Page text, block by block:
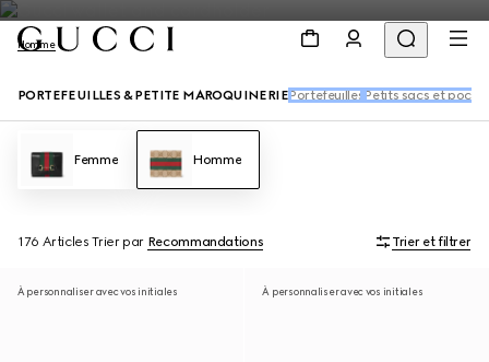
Homme
PORTEFEUILLES & PETITE MAROQUINERIE Portefeuilles Petits sacs et
Femme Homme
176 Articles Trier par Recommandations Trier et filtrer
À personnaliser avec vos initiales À personnaliser avec vos initiales